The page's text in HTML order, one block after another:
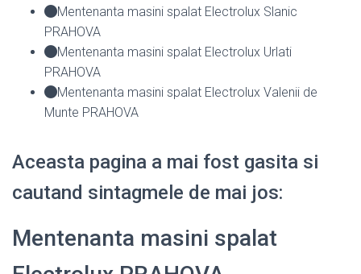
Mentenanta masini spalat Electrolux Slanic
PRAHOVA
Mentenanta masini spalat Electrolux Urlati
PRAHOVA
Mentenanta masini spalat Electrolux Valenii de
Munte PRAHOVA
Aceasta pagina a mai fost gasita si
cautand sintagmele de mai jos:
Mentenanta masini spalat